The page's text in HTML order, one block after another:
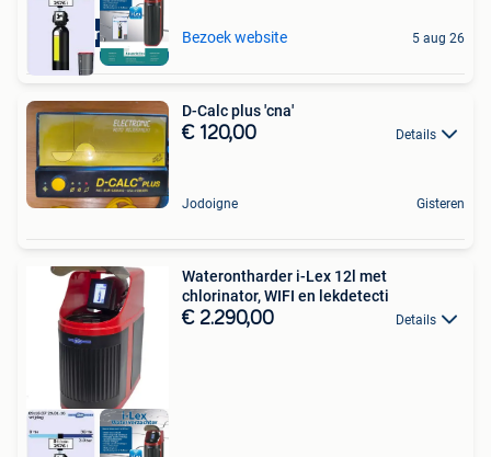
Aquariatics Bezoek website 5 aug 26
D-Calc plus 'cna'
€ 120,00 Details
Jodoigne Gisteren
Waterontharder i-Lex 12l met
chlorinator, WIFI en lekdetecti
€ 2.290,00 Details